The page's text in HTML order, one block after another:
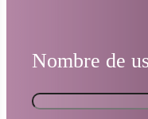
Nombre de